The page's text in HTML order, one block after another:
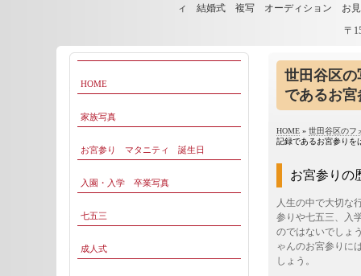
ィ 結婚式 複写 オーディション お
〒
世田谷区
であるお
HOME » 世田谷区のフ
記録であるお宮参りを
お宮参りの
人生の中で大切な
参り や七五三、
入
のではないでしょ
ゃんのお宮参りに
しょう。
HOME
家族写真
お宮参り マタニティ 誕生日
入園・入学 卒業写真
七五三
成人式